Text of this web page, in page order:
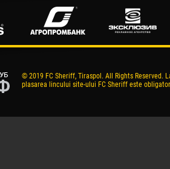
© 2019 FC Sheriff, Tiraspol. All Rights
plasarea lincului site-ului FC Sheriff este